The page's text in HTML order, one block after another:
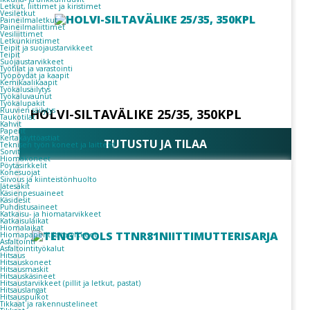
Letkut, liittimet ja kiristimet
Vesiletkut
Paineilmaletkut
Paineilmaliittimet
Vesiliittimet
Letkunkiristimet
Teipit ja suojaustarvikkeet
Teipit
Suojaustarvikkeet
Työtilat ja varastointi
Työpöydät ja kaapit
Kemikaalikaapit
Työkalusäilytys
Työkaluvaunut
Työkalupakit
Ruuvien säilytys
Taukotilat
Kahvit
Paperit
Kertakäyttöastiat
Teknisen työn koneet ja laitteet
Sorvit
Hiomakoneet
Pöytäsirkkelit
Konesuojat
Siivous ja kiinteistönhuolto
Jätesäkit
Käsienpesuaineet
Käsidesit
Puhdistusaineet
Katkaisu- ja hiomatarvikkeet
Katkaisulaikat
Hiomalaikat
Hiomapaperit ja tarvikkeet
Asfaltointi
Asfaltointityökalut
Hitsaus
Hitsauskoneet
Hitsausmaskit
Hitsauskäsineet
Hitsaustarvikkeet (pillit ja letkut, pastat)
Hitsauslangat
Hitsauspuikot
Tikkaat ja rakennustelineet
HOLVI-SILTAVÄLIKE 25/35, 350KPL
TUTUSTU JA TILAA